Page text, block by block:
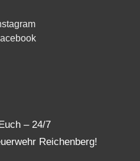
– 24/7
Reichenberg!